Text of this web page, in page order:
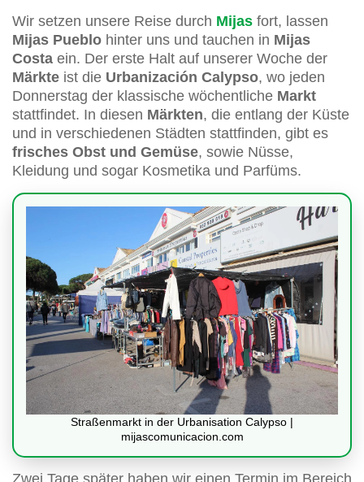
Wir setzen unsere Reise durch Mijas fort, lassen
Mijas Pueblo hinter uns und tauchen in Mijas
Costa ein. Der erste Halt auf unserer Woche der
Märkte ist die Urbanización Calypso, wo jeden
Donnerstag der klassische wöchentliche Markt
stattfindet. In diesen Märkten, die entlang der Küste
und in verschiedenen Städten stattfinden, gibt es
frisches Obst und Gemüse, sowie Nüsse,
Kleidung und sogar Kosmetika und Parfüms.
Straßenmarkt in der Urbanisation Calypso |
mijascomunicacion.com
Zwei Tage später haben wir einen Termin im Bereich